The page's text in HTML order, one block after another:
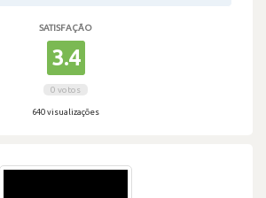
SATISFAÇÃO
3.4
0 votos
640 visualizações